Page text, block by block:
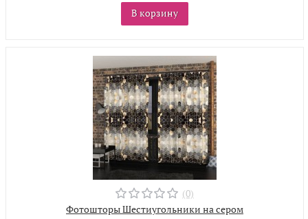
В корзину
(0)
Фотошторы Шестиугольники на сером